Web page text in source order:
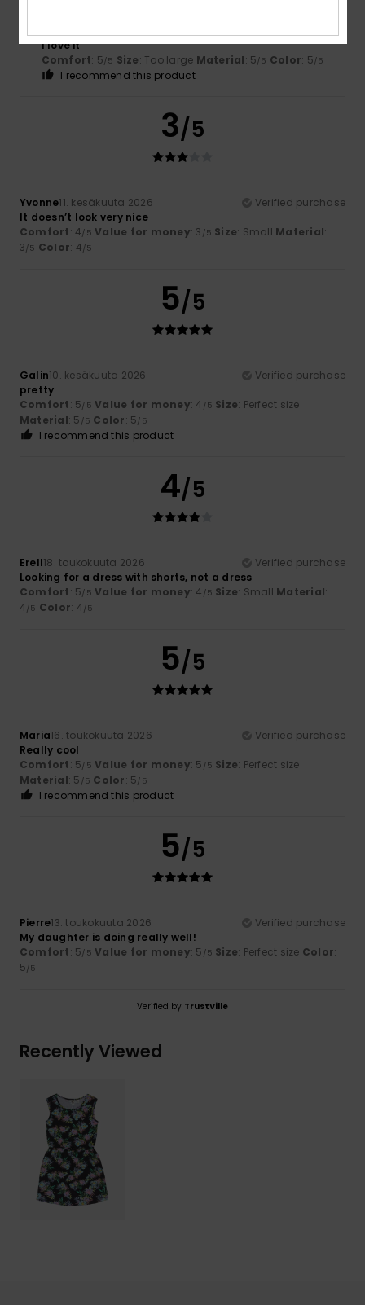
I love it
Comfort: 5/5 Size: Too large Material: 5/5 Color: 5/5
I recommend this product
3/5
Yvonne11. kesäkuuta 2026
Verified purchase
It doesn’t look very nice
Comfort: 4/5 Value for money: 3 /5 Size: Small Material:
3/5 Color: 4/5
5/5
Galin10. kesäkuuta 2026
Verified purchase
pretty
Comfort: 5/5 Value for money: 4 /5 Size: Perfect size
Material: 5 /5 Color: 5/5
I recommend this product
4/5
Erell18. toukokuuta 2026
Verified purchase
Looking for a dress with shorts, not a dress
Comfort: 5/5 Value for money: 4 /5 Size: Small Material:
4/5 Color: 4/5
5/5
Maria16. toukokuuta 2026
Verified purchase
Really cool
Comfort: 5/5 Value for money: 5 /5 Size: Perfect size
Material: 5 /5 Color: 5/5
I recommend this product
5/5
Pierre13. toukokuuta 2026
Verified purchase
My daughter is doing really well!
Comfort: 5/5 Value for money: 5 /5 Size: Perfect size Color:
5/5
Verified by TrustVille
Recently Viewed